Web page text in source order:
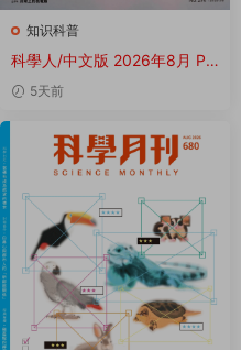
知识科普
科學人/中文版 2026年8月 PD
F
5天前